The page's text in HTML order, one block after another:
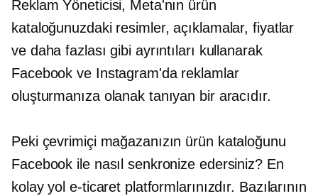
Reklam Yöneticisi, Meta'nın ürün
kataloğunuzdaki resimler, açıklamalar, fiyatlar
ve daha fazlası gibi ayrıntıları kullanarak
Facebook ve Instagram'da reklamlar
oluşturmanıza olanak tanıyan bir aracıdır.
Peki çevrimiçi mağazanızın ürün kataloğunu
Facebook ile nasıl senkronize edersiniz? En
kolay yol e-ticaret platformlarınızdır. Bazılarının